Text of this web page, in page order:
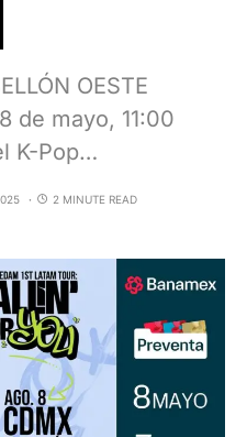
OESTE
de mayo, 11:00
K-Pop…
2 MINUTE READ